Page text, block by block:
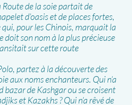
de la soie partait de
d’oasis et de places fortes,
pour les Chinois, marquait la
doit son nom à la plus précieuse
sur cette route
partez à la découverte des
aux noms enchanteurs. Qui n’a
bazar de Kashgar ou se croisent
et Kazakhs ? Qui n’a rêvé de